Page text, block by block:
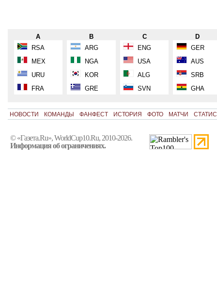
A
RSA
MEX
URU
FRA
B
ARG
NGA
KOR
GRE
C
ENG
USA
ALG
SVN
D
GER
AUS
SRB
GHA
НОВОСТИ КОМАНДЫ ФАНФЕСТ ИСТОРИЯ ФОТО МАТЧИ
© «Газета.Ru», WorldCup10.Ru, 2010-2026.
Информация об ограничениях.